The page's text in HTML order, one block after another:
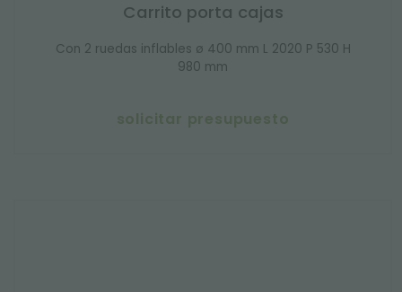
Carrito porta cajas
Con 2 ruedas inflables ø 400 mm L 2020 P 530 H
980 mm
solicitar presupuesto